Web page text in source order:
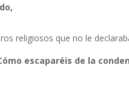
religiosos que no le
escaparéis de la